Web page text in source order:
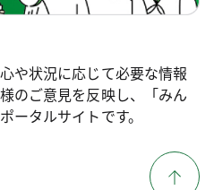
や状況に応じて必要な情報
のご意見を反映し、「みん
ータルサイトです。